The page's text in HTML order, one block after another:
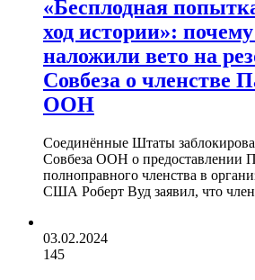
«Бесплодная
ход истории»:
наложили вето на
Совбеза о членстве
ООН
Соединённые Штаты
Совбеза ООН о предоставлении
полноправного членства в
США Роберт Вуд заявил, что
03.02.2024
145